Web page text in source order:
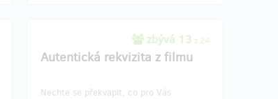
zbývá 13 z 24
Autentická rekvizita z filmu
Nechte se překvapit, co pro Vás